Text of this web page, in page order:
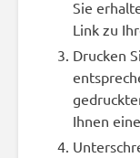
Sie
Link zu
Drucken
Ihnen